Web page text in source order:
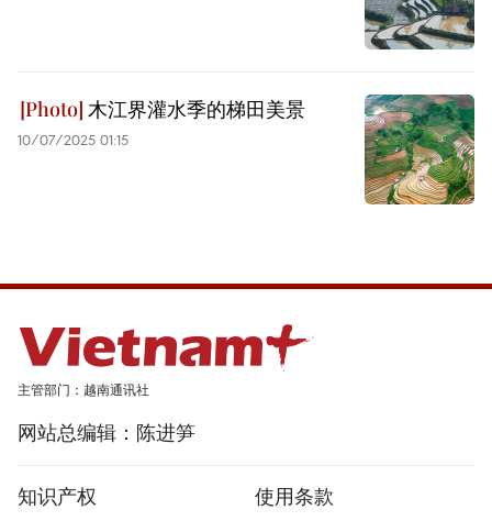
木江界灌水季的梯田美景
10/07/2025 01:15
主管部门：越南通讯社
网站总编辑：陈进笋
知识产权 使用条款